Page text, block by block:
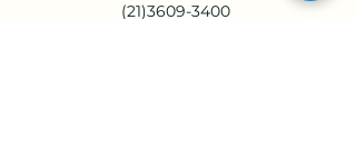
(21)3609-3400